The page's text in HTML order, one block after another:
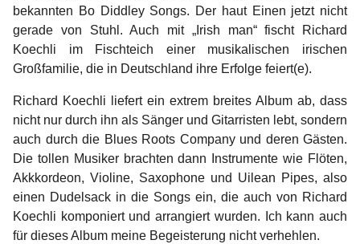
bekannten Bo Diddley Songs. Der haut Einen jetzt nicht
gerade von Stuhl. Auch mit „Irish man“ fischt Richard
Koechli im Fischteich einer musikalischen irischen
Großfamilie, die in Deutschland ihre Erfolge feiert(e).
Richard Koechli liefert ein extrem breites Album ab, dass
nicht nur durch ihn als Sänger und Gitarristen lebt, sondern
auch durch die Blues Roots Company und deren Gästen.
Die tollen Musiker brachten dann Instrumente wie Flöten,
Akkkordeon, Violine, Saxophone und Uilean Pipes, also
einen Dudelsack in die Songs ein, die auch von Richard
Koechli komponiert und arrangiert wurden. Ich kann auch
für dieses Album meine Begeisterung nicht verhehlen.